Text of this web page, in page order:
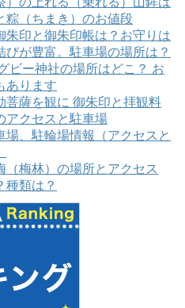
粽（ちまき）のお値段
朱印と御朱印帳は？お守りは
びが豊富。駐車場の場所は？
ビー神社の場所はどこ？ お
あります
菩薩を観に 御朱印と拝観料
アクセスと駐車場
場、駐輪場情報（アクセスと
（梅林）の場所とアクセス
種類は？